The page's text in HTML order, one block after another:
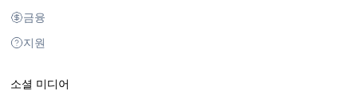
금융
지원
소셜 미디어